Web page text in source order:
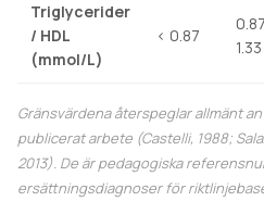
Triglycerider
/ HDL
(mmol/L)
< 0.87
1.33
Gränsvärdena återspeglar allmänt
publicerat arbete (Castelli, 1988;
2013). De är pedagogiska
ersättningsdiagnoser för